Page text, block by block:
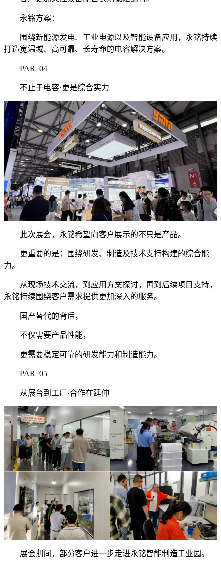
永铭方案：
围绕新能源发电、工业电源以及智能设备应用，永铭持续
打造宽温域、高可靠、长寿命的电容解决方案。
PART04
不止于电容·更是综合实力
此次展会，永铭希望向客户展示的不只是产品。
更重要的是：围绕研发、制造及技术支持构建的综合能
力。
从现场技术交流，到应用方案探讨，再到后续项目支持，
永铭持续围绕客户需求提供更加深入的服务。
国产替代的背后，
不仅需要产品性能，
更需要稳定可靠的研发能力和制造能力。
PART05
从展台到工厂·合作在延伸
展会期间，部分客户进一步走进永铭智能制造工业园。